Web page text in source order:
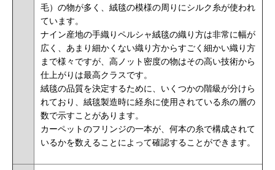
毛）の物が多く、絨毯の模様の周りにシルク糸が使われ
ています。
ナイン産地の手織りペルシャ絨毯の織り方は非常に幅が
広く、あまり細かくない織り方からすごく細かい織り方
まで様々ですが、高ノット密度の物はその高い技術から
仕上がりは最高クラスです。
絨毯の品質を決定するために、いくつかの階級が分けら
れており、絨毯製造時に経糸に使用されている糸の層の
数で示すことがあります。
カーペットのフリンジの一本が、何本の糸で構成されて
いるかを数えることによって確認することができます。